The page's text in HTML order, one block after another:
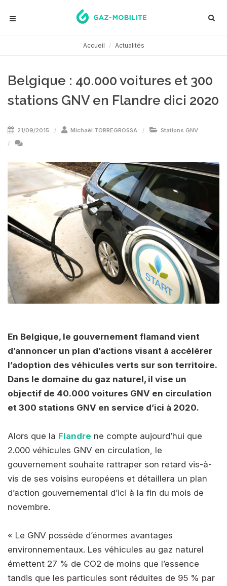
Accueil Actualités
Belgique : 40.000 voitures et 300
stations GNV en Flandre dici 2020
21/09/2015 Michaël TORREGROSSA Stations GNV
En Belgique, le gouvernement flamand vient
d’annoncer un plan d’actions visant à accélérer
l’adoption des véhicules verts sur son territoire.
Dans le domaine du gaz naturel, il vise un
objectif de 40.000 voitures GNV en circulation
et 300 stations GNV en service d’ici à 2020.
Alors que la Flandre ne compte aujourd’hui que
2.000 véhicules GNV en circulation, le
gouvernement souhaite rattraper son retard vis-à-
vis de ses voisins européens et détaillera un plan
d’action gouvernemental d’ici à la fin du mois de
novembre.
« Le GNV possède d’énormes avantages
environnementaux. Les véhicules au gaz naturel
émettent 27 % de CO2 de moins que l’essence
tandis que les particules sont réduites de 95 % par